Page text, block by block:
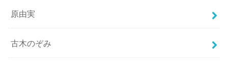
原由実
古木のぞみ